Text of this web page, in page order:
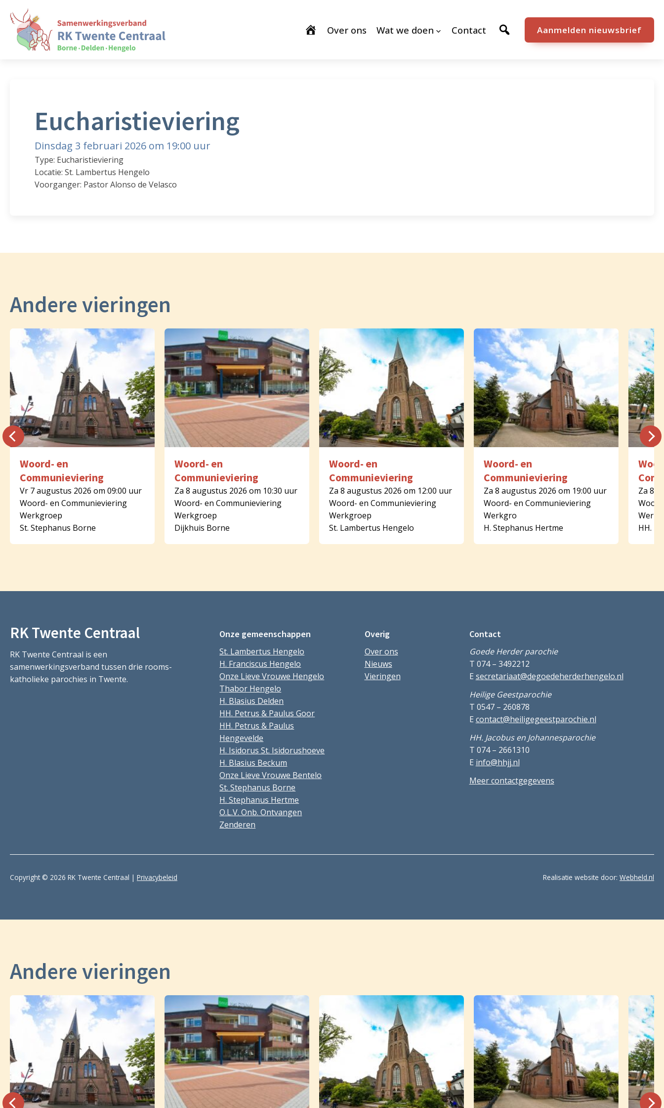
Over ons Wat we doen Contact Aanmelden nieuwsbrief
Eucharistieviering
Dinsdag 3 februari 2026 om 19:00 uur
Type: Eucharistieviering
Locatie: St. Lambertus Hengelo
Voorganger: Pastor Alonso de Velasco
Andere vieringen
Woord- en
Communieviering
Vr 7 augustus 2026 om 09:00 uur
Woord- en Communieviering
Werkgroep
St. Stephanus Borne
Woord- en
Communieviering
Za 8 augustus 2026 om 10:30 uur
Woord- en Communieviering
Werkgroep
Dijkhuis Borne
Woord- en
Communieviering
Za 8 augustus 2026 om 12:00 uur
Woord- en Communieviering
Werkgroep
St. Lambertus Hengelo
Woord- en
Communieviering
Za 8 augustus 2026 om 19:00 uur
Woord- en Communieviering
Werkgro
H. Stephanus Hertme
Za 8
HH.
RK Twente Centraal
RK Twente Centraal is een
samenwerkingsverband tussen drie rooms-
katholieke parochies in Twente.
Onze gemeenschappen
St. Lambertus Hengelo
H. Franciscus Hengelo
Onze Lieve Vrouwe Hengelo
Thabor Hengelo
H. Blasius Delden
HH. Petrus & Paulus Goor
HH. Petrus & Paulus
Hengevelde
H. Isidorus St. Isidorushoeve
H. Blasius Beckum
Onze Lieve Vrouwe Bentelo
St. Stephanus Borne
H. Stephanus Hertme
O.L.V. Onb. Ontvangen
Zenderen
Overig
Over ons
Nieuws
Vieringen
Contact
Goede Herder parochie
T 074 – 3492212
E secretariaat@degoedeherderhengelo.nl
Heilige Geestparochie
T 0547 – 260878
E contact@heiligegeestparochie.nl
HH. Jacobus en Johannesparochie
T 074 – 2661310
E info@hhjj.nl
Meer contactgegevens
Copyright © 2026 RK Twente Centraal | Privacybeleid Realisatie website door: Webheld.nl
Andere vieringen